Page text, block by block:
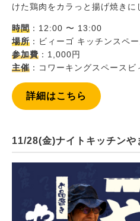
けた鶏肉をカラっと揚げ焼きに
時間：12:00 〜 13:00
場所：ビィーゴ キッチンスペー
参加費：1,000円
主催：コワーキングスペースビ
詳細はこちら
11/28(金)ナイトキッチンや